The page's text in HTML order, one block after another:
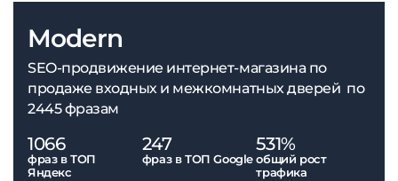
Modern
SEO-продвижение интернет-магазина по
продаже входных и межкомнатных дверей по
2445 фразам
1066
фраз в ТОП
Яндекс
247
фраз в ТОП Google
531%
общий рост
трафика